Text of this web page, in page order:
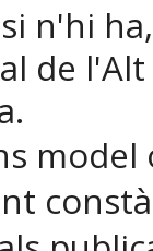
n'hi
de